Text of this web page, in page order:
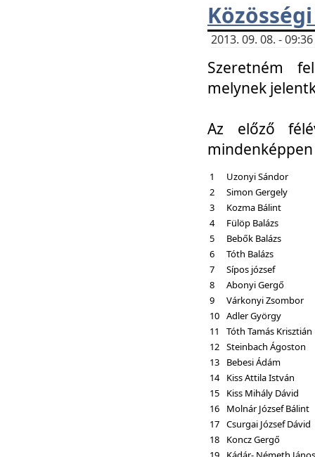
2013. 09. 08. -
Szeretném
melynek
Az előző
1
Uzonyi Sándor
2
Simon Gergely
3
Kozma Bálint
4
Fülöp Balázs
5
Bebők Balázs
6
Tóth Balázs
7
Sípos józsef
8
Abonyi Gergő
9
Várkonyi Zsombor
10 Adler György
11
Tóth Tamás Krisztián
12 Steinbach Ágoston
13
Bebesi Ádám
14 Kiss Attila István
15
Kiss Mihály Dávid
16
Molnár József Bálint
17 Csurgai József Dávid
18
Koncz Gergő